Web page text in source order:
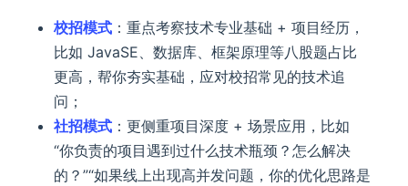
校招模式 ：重点考察技术专业基础 + 项目经历，
比如 JavaSE、数据库、框架原理等八股题占比
更高，帮你夯实基础，应对校招常见的技术追
问；
社招模式 ：更侧重项目深度 + 场景应用，比如
“你负责的项目遇到过什么技术瓶颈？怎么解决
的？”“如果线上出现高并发问题，你的优化思路是